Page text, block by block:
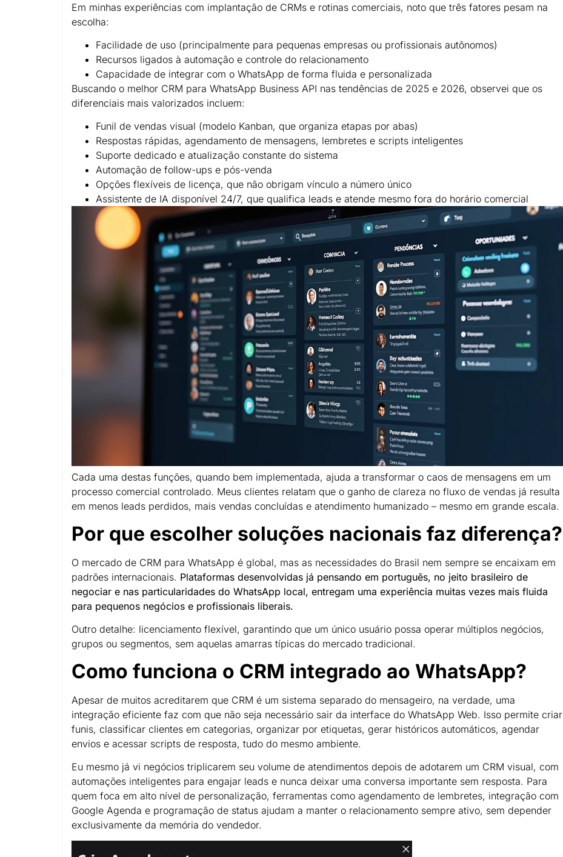
Em minhas experiências com implantação de CRMs e rotinas comerciais, noto que três fatores pesam na
escolha:
Facilidade de uso (principalmente para pequenas empresas ou profissionais autônomos)
Recursos ligados à automação e controle do relacionamento
Capacidade de integrar com o WhatsApp de forma fluida e personalizada
Buscando o melhor CRM para WhatsApp Business API nas tendências de 2025 e 2026, observei que os
diferenciais mais valorizados incluem:
Funil de vendas visual (modelo Kanban, que organiza etapas por abas)
Respostas rápidas, agendamento de mensagens, lembretes e scripts inteligentes
Suporte dedicado e atualização constante do sistema
Automação de follow-ups e pós-venda
Opções flexíveis de licença, que não obrigam vínculo a número único
Assistente de IA disponível 24/7, que qualifica leads e atende mesmo fora do horário comercial
Cada uma destas funções, quando bem implementada, ajuda a transformar o caos de mensagens em um
processo comercial controlado. Meus clientes relatam que o ganho de clareza no fluxo de vendas já resulta
em menos leads perdidos, mais vendas concluídas e atendimento humanizado – mesmo em grande escala.
Por que escolher soluções nacionais faz diferença?
O mercado de CRM para WhatsApp é global, mas as necessidades do Brasil nem sempre se encaixam em
padrões internacionais. Plataformas desenvolvidas já pensando em português, no jeito brasileiro de
negociar e nas particularidades do WhatsApp local, entregam uma experiência muitas vezes mais fluida
para pequenos negócios e profissionais liberais.
Outro detalhe: licenciamento flexível, garantindo que um único usuário possa operar múltiplos negócios,
grupos ou segmentos, sem aquelas amarras típicas do mercado tradicional.
Como funciona o CRM integrado ao WhatsApp?
Apesar de muitos acreditarem que CRM é um sistema separado do mensageiro, na verdade, uma
integração eficiente faz com que não seja necessário sair da interface do WhatsApp Web. Isso permite criar
funis, classificar clientes em categorias, organizar por etiquetas, gerar históricos automáticos, agendar
envios e acessar scripts de resposta, tudo do mesmo ambiente.
Eu mesmo já vi negócios triplicarem seu volume de atendimentos depois de adotarem um CRM visual, com
automações inteligentes para engajar leads e nunca deixar uma conversa importante sem resposta. Para
quem foca em alto nível de personalização, ferramentas como agendamento de lembretes, integração com
Google Agenda e programação de status ajudam a manter o relacionamento sempre ativo, sem depender
exclusivamente da memória do vendedor.